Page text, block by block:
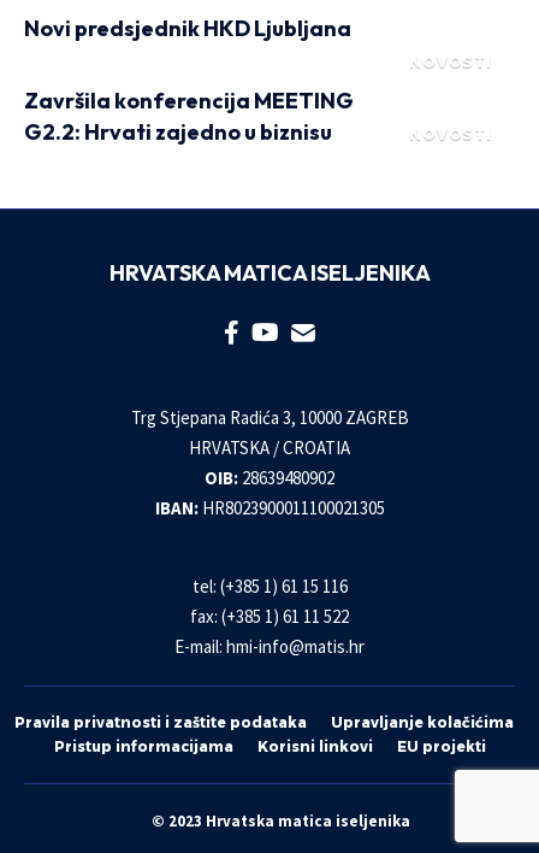
NOVOSTI
Novi predsjednik HKD Ljubljana
NOVOSTI
Završila konferencija MEETING
G2.2: Hrvati zajedno u biznisu
HRVATSKA MATICA ISELJENIKA
Trg Stjepana Radića 3, 10000 ZAGREB
HRVATSKA / CROATIA
OIB: 28639480902
IBAN: HR8023900011100021305
tel: (+385 1) 61 15 116
fax: (+385 1) 61 11 522
E-mail: hmi-info@matis.hr
Pravila privatnosti i zaštite podataka
Upravljanje kolačićima
Pristup informacijama
Korisni linkovi EU projekti
© 2023 Hrvatska matica iseljenika